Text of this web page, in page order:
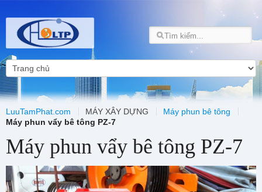
LuuTamPhat.com MÁY XÂY DỰNG
Máy phun bê tông
Máy phun vẩy bê tông PZ-7
Máy phun vẩy bê tông PZ-7